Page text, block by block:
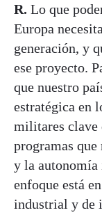
R. Lo que
Europa
generación, y
ese proyecto.
que nuestro
estratégica en
militares clave
programas
y la autonomía
enfoque está
industrial y de